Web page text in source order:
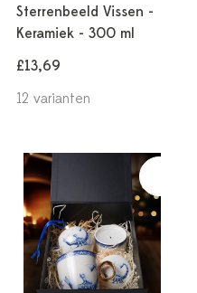
Sterrenbeeld Vissen -
Keramiek - 300 ml
£13,69
12 varianten